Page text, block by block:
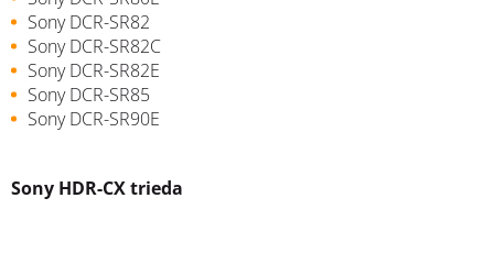
Sony DCR-SR82
Sony DCR-SR82C
Sony DCR-SR82E
Sony DCR-SR85
Sony DCR-SR90E
Sony HDR-CX trieda